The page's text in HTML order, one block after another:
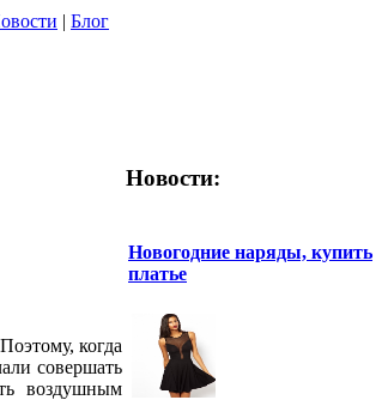
| Блог
когда
совершать
воздушным
Новости:
Новогодние наряды, купить
платье